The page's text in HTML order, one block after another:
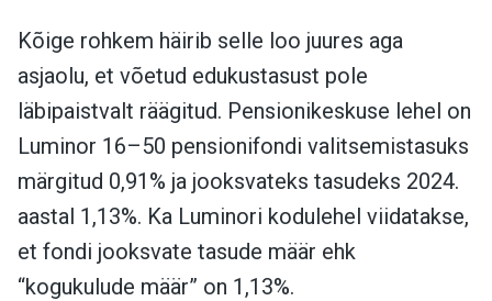
Kõige rohkem häirib selle loo juures aga
asjaolu, et võetud edukustasust pole
läbipaistvalt räägitud. Pensionikeskuse lehel on
Luminor 16–50 pensionifondi valitsemistasuks
märgitud 0,91% ja jooksvateks tasudeks 2024.
aastal 1,13%. Ka Luminori kodulehel viidatakse,
et fondi jooksvate tasude määr ehk
“kogukulude määr” on 1,13%.